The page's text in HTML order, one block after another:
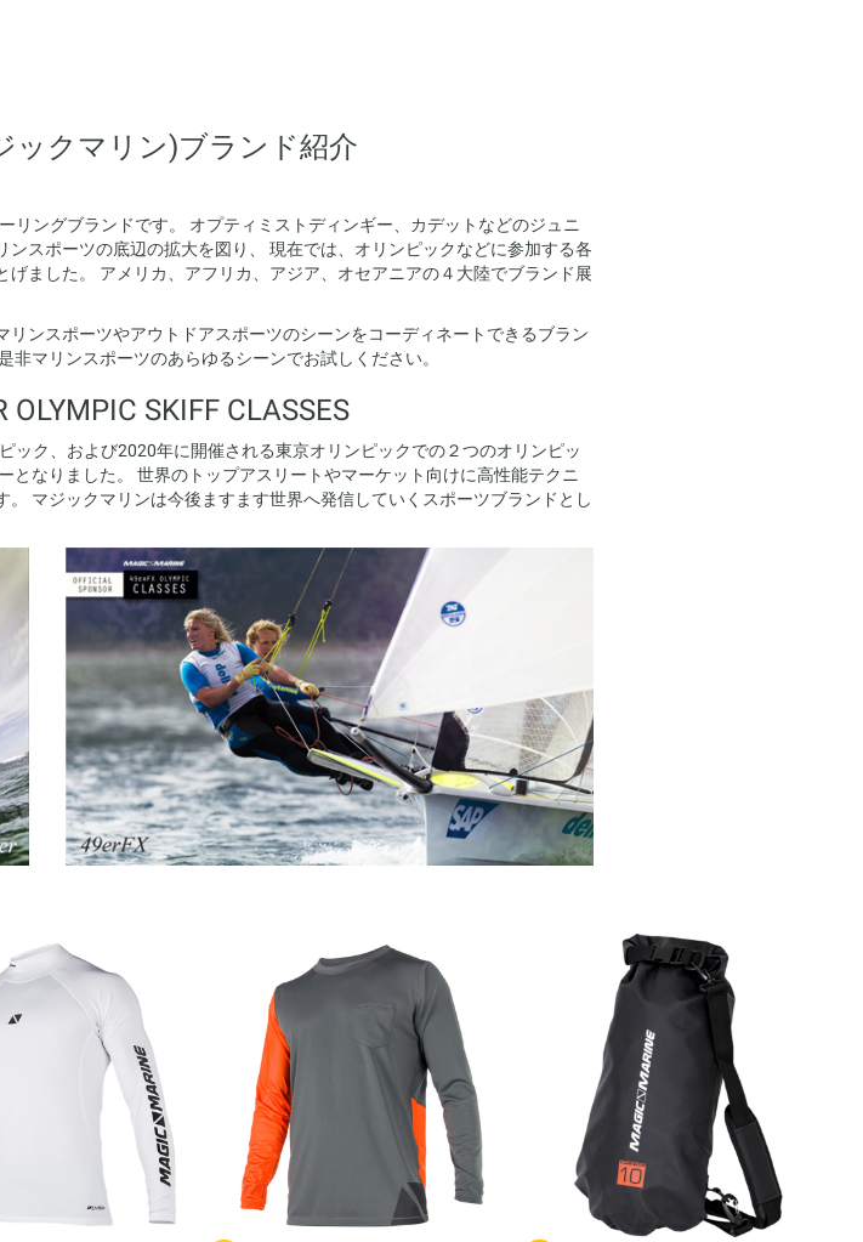
ックマリン)ブランド紹介
ングブランドです。 オプティミストディンギー、カデットなどのジュニ
スポーツの底辺の拡大を図り、 現在では、オリンピックなどに参加する各
ました。 アメリカ、アフリカ、アジア、オセアニアの４大陸でブランド展
ンスポーツやアウトドアスポーツのシーンをコーディネートできるブラン
マリンスポーツのあらゆるシーンでお試しください。
OLYMPIC SKIFF CLASSES
ク、および2020年に開催される東京オリンピックでの２つのオリンピッ
なりました。 世界のトップアスリートやマーケット向けに高性能テクニ
マジックマリンは今後ますます世界へ発信していくスポーツブランドとし